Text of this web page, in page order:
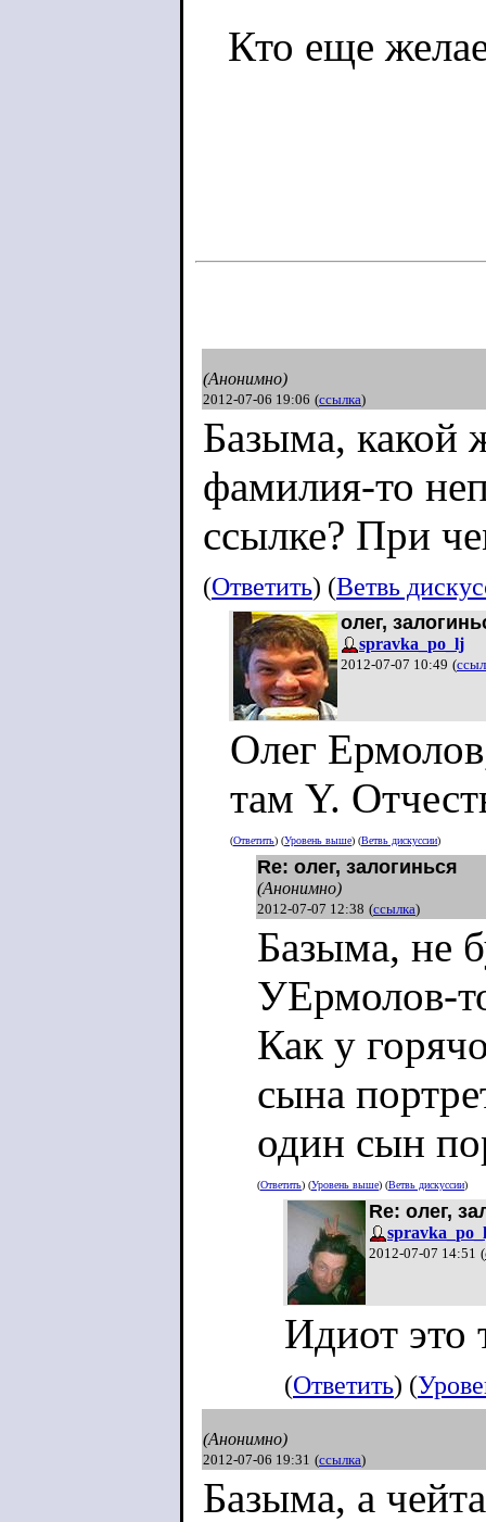
Кто еще
(Анонимно)
2012-07-06 19:06 (ссылка)
Базыма, какой
фамилия-то
ссылке? При
(Ответить) (Ветвь
олег,
spravka_po_lj
2012-07-07 10:49 (
Олег
там Y.
(Ответить) (Уровень выше) (Ветвь дискуссии)
Re: олег, залогинься
(Анонимно)
2012-07-07 12:38 (ссылка)
Базыма, не
УЕрмолов-
Как у
сына
один сын
(Ответить) (Уровень выше) (Ветвь дискуссии)
Re: олег,
2012-07-07 14:51 (
Идиот это
(Ответить) (
(Анонимно)
2012-07-06 19:31 (ссылка)
Базыма, а